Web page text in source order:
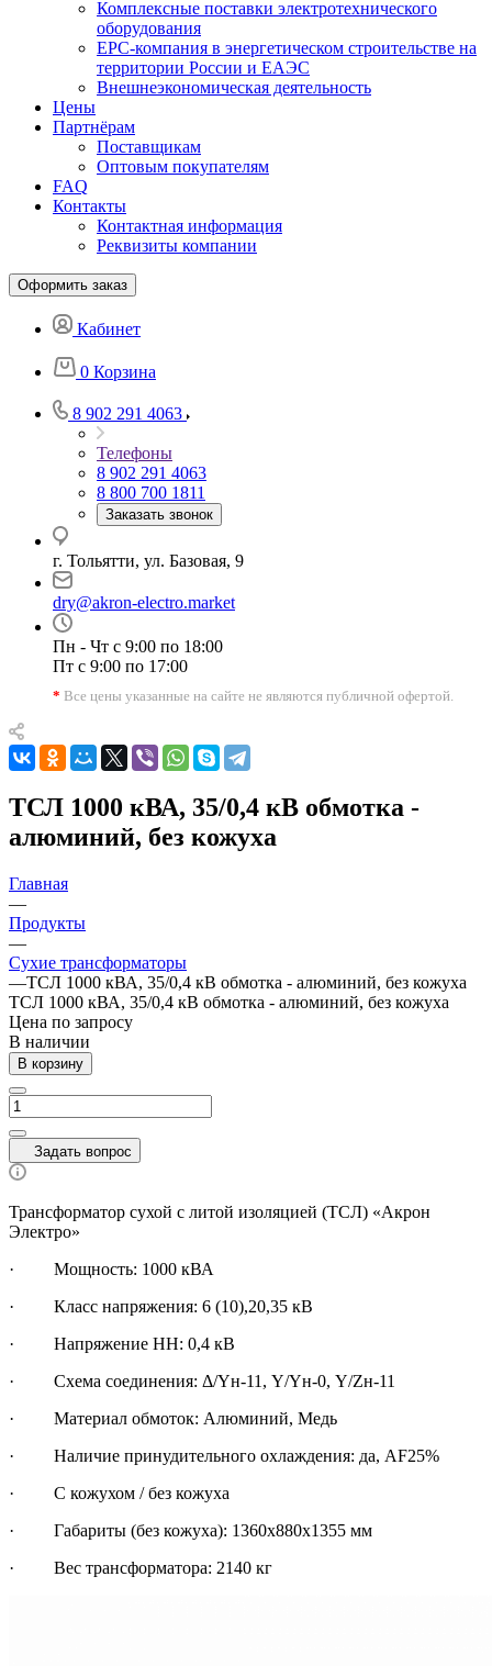
Комплексные поставки электротехнического
оборудования
EPC-компания в энергетическом строительстве на
территории России и ЕАЭС
Внешнеэкономическая деятельность
Цены
Партнёрам
Поставщикам
Оптовым покупателям
FAQ
Контакты
Контактная информация
Реквизиты компании
Оформить заказ
Кабинет
0 Корзина
8 902 291 4063
Телефоны
8 902 291 4063
8 800 700 1811
Заказать звонок
г. Тольятти, ул. Базовая, 9
dry@akron-electro.market
Пн - Чт с 9:00 по 18:00
Пт с 9:00 по 17:00
* Все цены указанные на сайте не являются публичной офертой.
ТСЛ 1000 кВА, 35/0,4 кВ обмотка -
алюминий, без кожуха
Главная
—
Продукты
—
Сухие трансформаторы
—ТСЛ 1000 кВА, 35/0,4 кВ обмотка - алюминий, без кожуха
ТСЛ 1000 кВА, 35/0,4 кВ обмотка - алюминий, без кожуха
Цена по запросу
В наличии
В корзину
Задать вопрос
Трансформатор сухой с литой изоляцией (ТСЛ) «Акрон
Электро»
· Мощность: 1000 кВА
· Класс напряжения: 6 (10),20,35 кВ
· Напряжение НН: 0,4 кВ
· Схема соединения: Δ/Yн-11, Y/Yн-0, Y/Zн-11
· Материал обмоток: Алюминий, Медь
· Наличие принудительного охлаждения: да, AF25%
· С кожухом / без кожуха
· Габариты (без кожуха): 1360х880х1355 мм
· Вес трансформатора: 2140 кг